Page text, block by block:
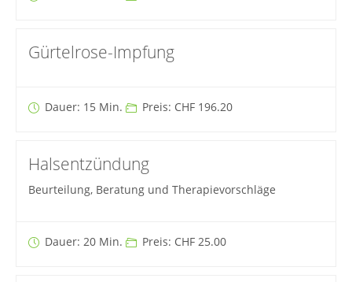
Gürtelrose-Impfung
Dauer: 15 Min. Preis: CHF 196.20
Halsentzündung
Beurteilung, Beratung und Therapievorschläge
Dauer: 20 Min. Preis: CHF 25.00